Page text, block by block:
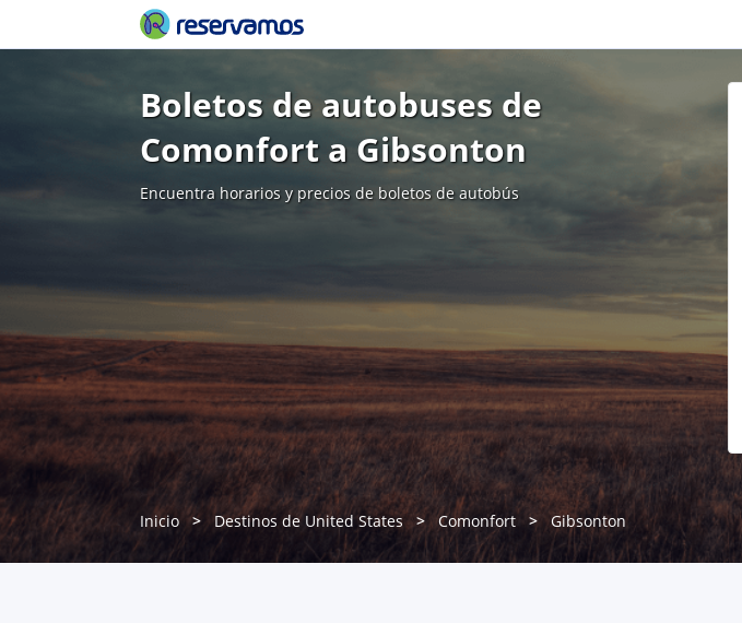
Boletos de autobuses de
Comonfort a Gibsonton
Encuentra horarios y precios de boletos de autobús
Inicio Destinos de United States Comonfort Gibsonton